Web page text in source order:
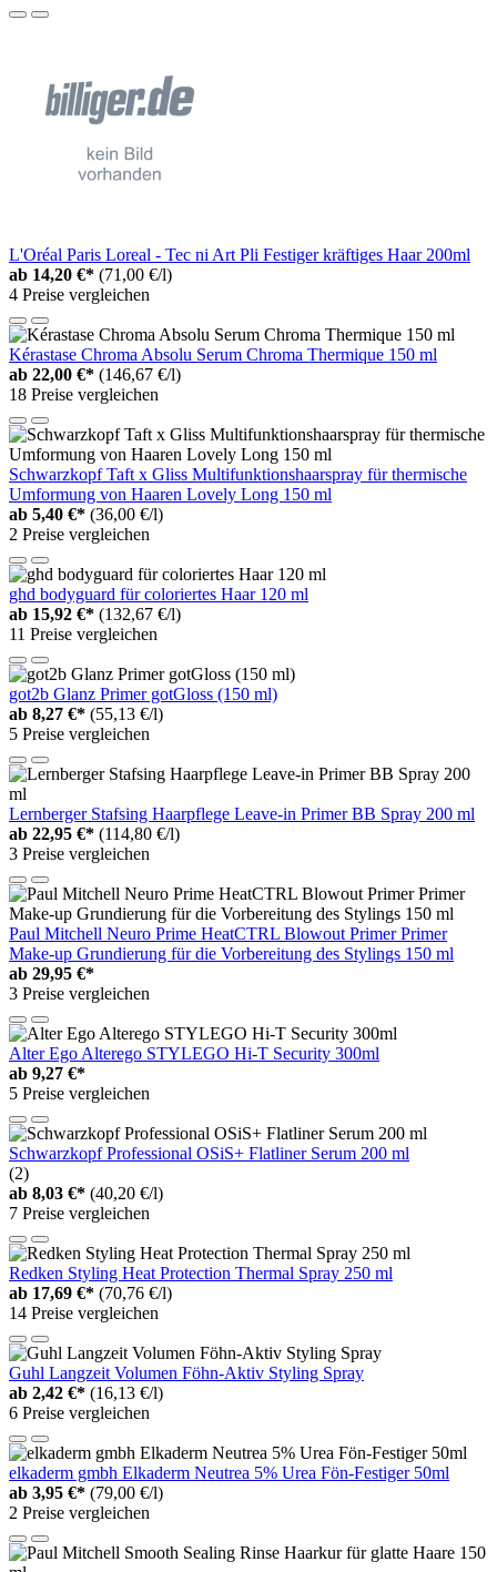
L'Oréal Paris Loreal - Tec ni Art Pli Festiger kräftiges Haar 200ml
ab 14,20 €* (71,00 €/l)
4 Preise vergleichen
Kérastase Chroma Absolu Serum Chroma Thermique 150 ml
ab 22,00 €* (146,67 €/l)
18 Preise vergleichen
Schwarzkopf Taft x Gliss Multifunktionshaarspray für thermische
Umformung von Haaren Lovely Long 150 ml
ab 5,40 €* (36,00 €/l)
2 Preise vergleichen
ghd bodyguard für coloriertes Haar 120 ml
ab 15,92 €* (132,67 €/l)
11 Preise vergleichen
got2b Glanz Primer gotGloss (150 ml)
ab 8,27 €* (55,13 €/l)
5 Preise vergleichen
Lernberger Stafsing Haarpflege Leave-in Primer BB Spray 200 ml
ab 22,95 €* (114,80 €/l)
3 Preise vergleichen
Paul Mitchell Neuro Prime HeatCTRL Blowout Primer Primer
Make-up Grundierung für die Vorbereitung des Stylings 150 ml
ab 29,95 €*
3 Preise vergleichen
Alter Ego Alterego STYLEGO Hi-T Security 300ml
ab 9,27 €*
5 Preise vergleichen
Schwarzkopf Professional OSiS+ Flatliner Serum 200 ml
(2)
ab 8,03 €* (40,20 €/l)
7 Preise vergleichen
Redken Styling Heat Protection Thermal Spray 250 ml
ab 17,69 €* (70,76 €/l)
14 Preise vergleichen
Guhl Langzeit Volumen Föhn-Aktiv Styling Spray
ab 2,42 €* (16,13 €/l)
6 Preise vergleichen
elkaderm gmbh Elkaderm Neutrea 5% Urea Fön-Festiger 50ml
ab 3,95 €* (79,00 €/l)
2 Preise vergleichen